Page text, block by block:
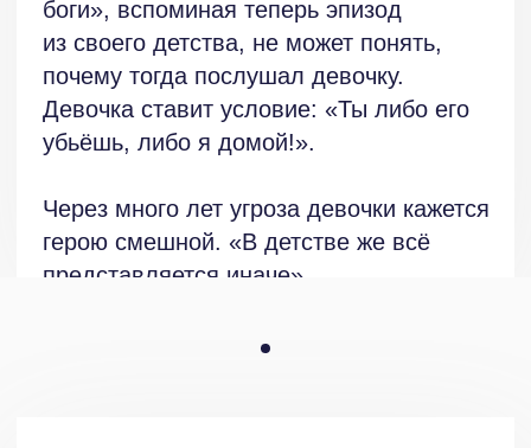
Философская притча — это короткий
рассказ-иносказание + мораль. Можно
обойтись без выпуклой, явной морали.
Думаю, что многие вопросы и возникать
не будут, когда текст обретёт
окончательный вид.
Закончу высказыванием Ф. Кафки:
«Книга должна быть топором,
способным разрубить замёрзшее море
внутри нас. Я в это верю».
лёд моря), — образ в чём-то сродни